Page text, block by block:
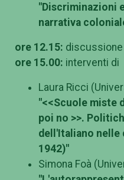
"Discriminazioni
narrativa
ore 12.15: discussione
ore 15.00: interventi di
Laura Ricci
"<<Scuole miste
poi no >>.
dell'Italiano nelle
1942)"
Simona Foà